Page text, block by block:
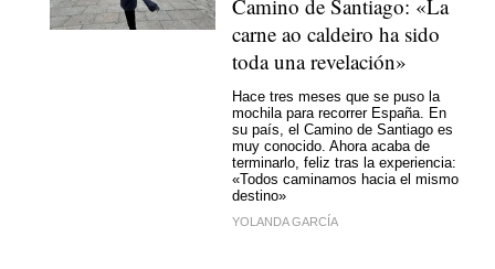
Camino de Santiago: «La
carne ao caldeiro ha sido
toda una revelación»
Hace tres meses que se puso la
mochila para recorrer España. En
su país, el Camino de Santiago es
muy conocido. Ahora acaba de
terminarlo, feliz tras la experiencia:
«Todos caminamos hacia el mismo
destino»
YOLANDA GARCÍA